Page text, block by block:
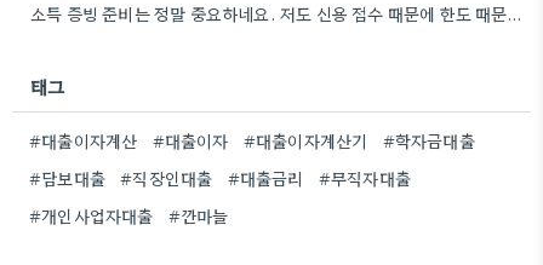
소득 증빙 준비는 정말 중요하네요. 저도 신용 점수 때문에 한도 때문에 고민했던 경험이 있어서, 미리…
태그
#대출이자계산 #대출이자 #대출이자계산기
#학자금대출
#담보대출
#직장인대출 #대출금리
#무직자대출
#개인사업자대출
#깐마늘